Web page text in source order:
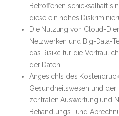
Betroffenen schicksalhaft
diese ein hohes
Die Nutzung von Cloud-
Netzwerken und Big-Data-
das Risiko für die
der Daten.
Angesichts des
Gesundheitswesen und
zentralen Auswertung und
Behandlungs- und